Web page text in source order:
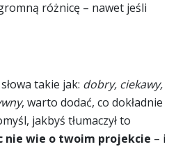
różnicę – nawet jeśli
takie jak: dobry, ciekawy,
, warto dodać, co dokładnie
jakbyś tłumaczył to
nie wie o twoim projekcie – i